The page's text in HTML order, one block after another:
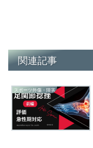
関連記事
スポーツ外傷・障害